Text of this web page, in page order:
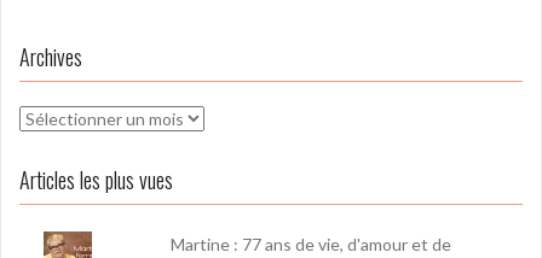
Archives
Archives
Articles les plus vues
Martine : 77 ans de vie, d'amour et de